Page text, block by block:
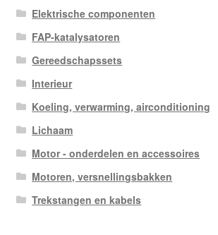
Elektrische componenten
FAP-katalysatoren
Gereedschapssets
Interieur
Koeling, verwarming, airconditioning
Lichaam
Motor - onderdelen en accessoires
Motoren, versnellingsbakken
Trekstangen en kabels